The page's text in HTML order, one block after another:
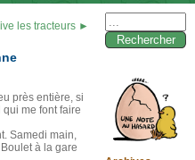
les tracteurs ►
près entière, si
me font faire
Samedi main,
à la gare